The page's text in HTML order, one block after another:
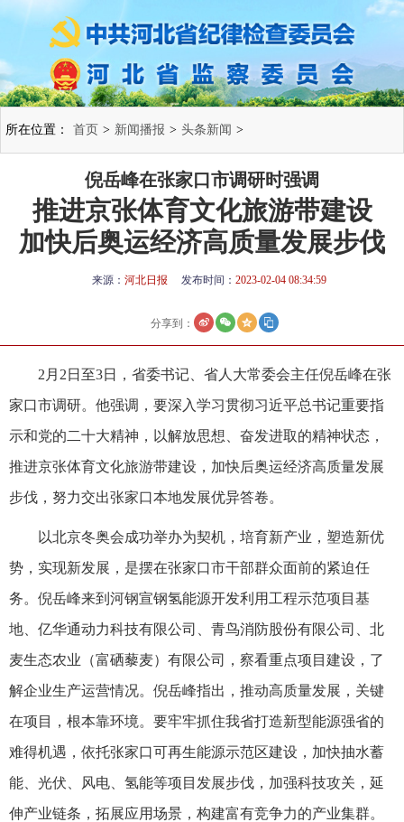
所在位置： 首页 > 新闻播报 > 头条新闻 >
倪岳峰在张家口市调研时强调
推进京张体育文化旅游带建设
加快后奥运经济高质量发展步伐
来源： 河北日报 发布时间： 2023-02-04 08:34:59
分享到：
2月2日至3日，省委书记、省人大常委会主任倪岳峰在张
家口市调研。他强调，要深入学习贯彻习近平总书记重要指
示和党的二十大精神，以解放思想、奋发进取的精神状态，
推进京张体育文化旅游带建设，加快后奥运经济高质量发展
步伐，努力交出张家口本地发展优异答卷。
以北京冬奥会成功举办为契机，培育新产业，塑造新优
势，实现新发展，是摆在张家口市干部群众面前的紧迫任
务。倪岳峰来到河钢宣钢氢能源开发利用工程示范项目基
地、亿华通动力科技有限公司、青鸟消防股份有限公司、北
麦生态农业（富硒藜麦）有限公司，察看重点项目建设，了
解企业生产运营情况。倪岳峰指出，推动高质量发展，关键
在项目，根本靠环境。要牢牢抓住我省打造新型能源强省的
难得机遇，依托张家口可再生能源示范区建设，加快抽水蓄
能、光伏、风电、氢能等项目发展步伐，加强科技攻关，延
伸产业链条，拓展应用场景，构建富有竞争力的产业集群。